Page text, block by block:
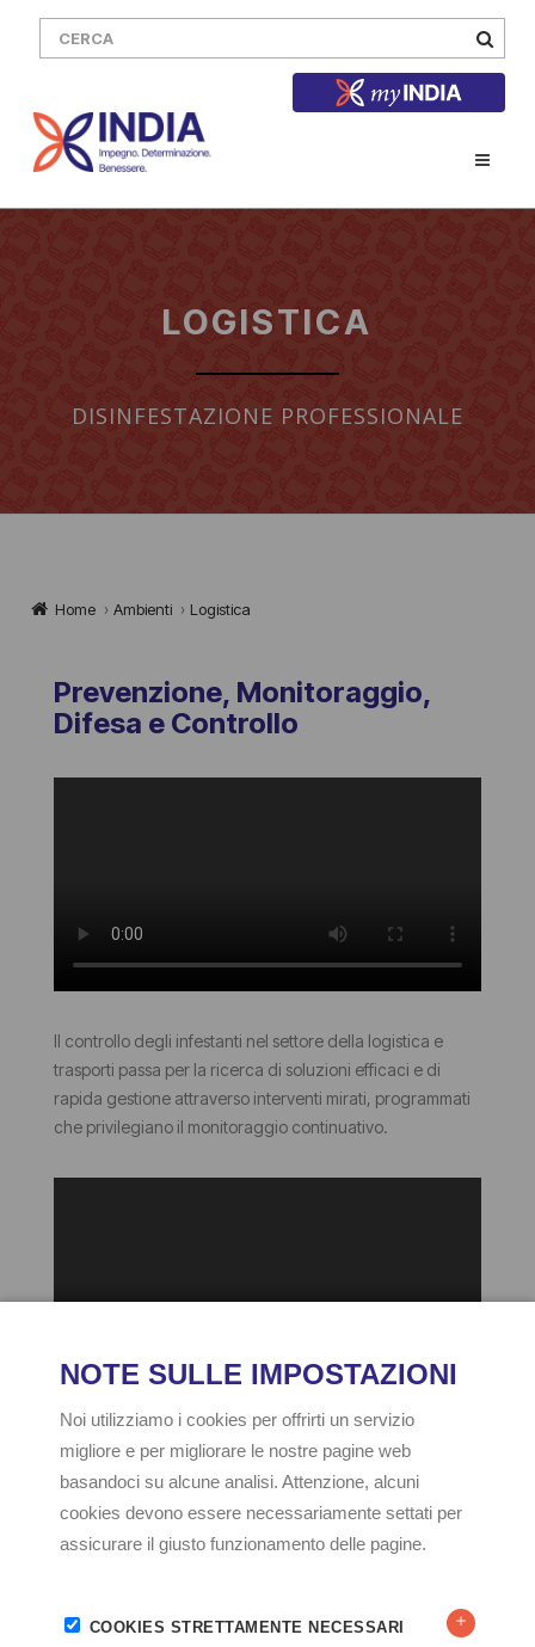
LOGISTICA
DISINFESTAZIONE PROFESSIONALE
Home › Ambienti › Logistica
Prevenzione, Monitoraggio,
Difesa e Controllo
Il controllo degli infestanti nel settore della logistica e
trasporti passa per la ricerca di soluzioni efficaci e di
rapida gestione attraverso interventi mirati, programmati
che privilegiano il monitoraggio continuativo.
INDIA propone formulati progettati per ridurne la tossicità